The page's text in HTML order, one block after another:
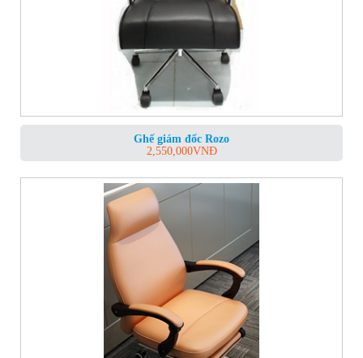
Ghế giám đốc Rozo
2,550,000VNĐ